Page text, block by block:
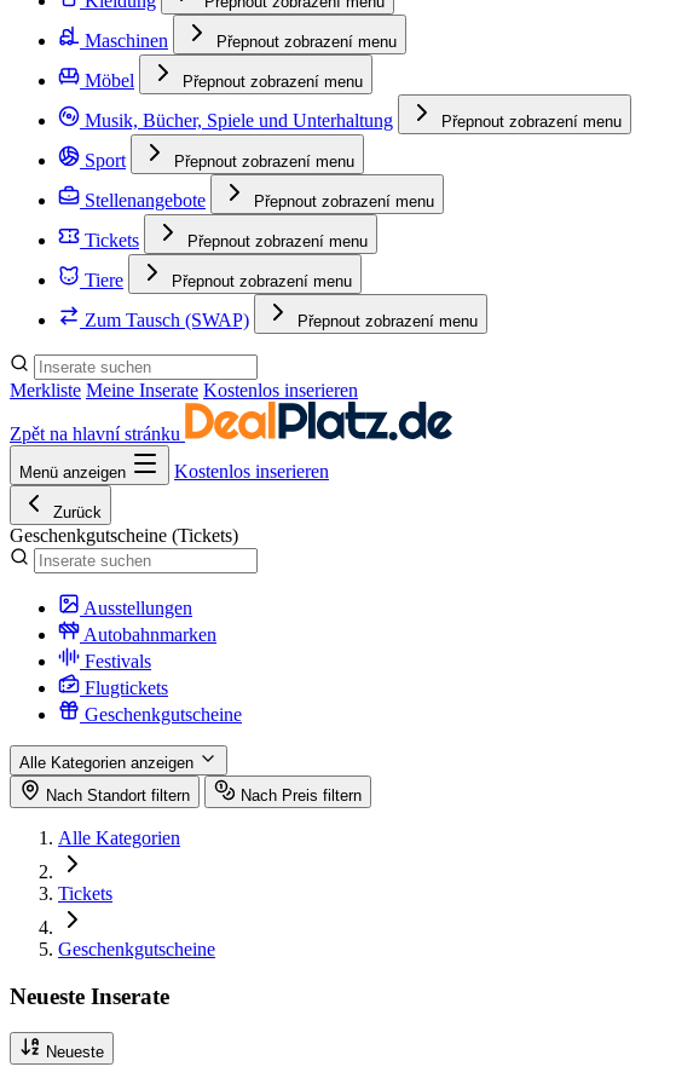
Maschinen Přepnout zobrazení menu
Möbel Přepnout zobrazení menu
Musik, Bücher, Spiele und Unterhaltung Přepnout zobrazení menu
Sport Přepnout zobrazení menu
Stellenangebote Přepnout zobrazení menu
Tickets Přepnout zobrazení menu
Tiere Přepnout zobrazení menu
Zum Tausch (SWAP) Přepnout zobrazení menu
Merkliste Meine Inserate Kostenlos inserieren
Zpět na hlavní stránku
Menü anzeigen Kostenlos inserieren
Zurück
Geschenkgutscheine (Tickets)
Ausstellungen
Autobahnmarken
Festivals
Flugtickets
Geschenkgutscheine
Alle Kategorien anzeigen
Nach Standort filtern
Nach Preis filtern
Alle Kategorien
Tickets
Geschenkgutscheine
Neueste Inserate
Neueste